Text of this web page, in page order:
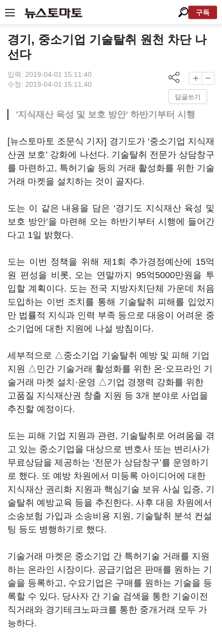
구독
경기, 중소기업 기술탈취 원천 차단 나
선다
입력: 2019-04-01 15:11:40
수정: 2019-04-01 15:11:40
답글쓰기
'지식재산 육성 및 보호 방안' 하반기부터 시행
[뉴스토마토 조문식 기자] 경기도가 ‘중소기업 지식재
산권 보호’ 강화에 나선다. 기술탈취 전문가 상담창구
를 마련하고, 특허기술 등의 거래 활성화를 위한 기술
거래 마켓을 설치하는 것이 골자다.
도는 이 같은 내용을 담은 ‘경기도 지식재산 육성 및
보호 방안’을 마련해 오는 하반기부터 시행에 들어간
다고 1일 밝혔다.
도는 이번 정책을 위해 제1회 추가경정예산에 15억
원 편성을 비롯, 오는 연말까지 95억5000만원을 투
입할 계획이다. 도는 전국 지방자치단체 가운데 처음
도입하는 이번 조치를 통해 기술탈취 피해를 입었지
만 법률적 지식과 인력 부족 등으로 대응이 어려운 중
소기업에 대한 지원에 나설 방침이다.
세부적으로 △중소기업 기술탈취 예방 및 피해 기업
지원 △민간 기술거래 활성화를 위한 온·오프라인 기
술거래 마켓 설치·운영 △기업 경쟁력 강화를 위한
고품질 지식재산권 창출 지원 등 3개 분야로 사업을
추진할 예정이다.
도는 피해 기업 지원과 관련, 기술탈취로 어려움을 겪
고 있는 중소기업을 대상으로 변호사 또는 변리사가
무료상담을 제공하는 ‘전문가 상담창구’를 운영하기
로 했다. 또 예방 차원에서 미등록 아이디어에 대한
지식재산 권리화 지원과 핵심기술 보유 사실 입증, 기
술탈취 예방교육 등을 추진한다. 사후 대응 차원에서
소송보험 가입과 소송비용 지원, 기술탈취 분석 컨설
팅 등도 병행하기로 했다.
기술거래 마켓은 중소기업 간 특허기술 거래를 지원
하는 온라인 시장이다. 공급기업은 판매를 원하는 기
술을 등록하고, 수요기업은 구매를 원하는 기술을 등
록할 수 있다. 당사자 간 기술 검색을 통한 기술이전
직거래와 경기테크노파크를 통한 중개거래 모두 가
능하다.